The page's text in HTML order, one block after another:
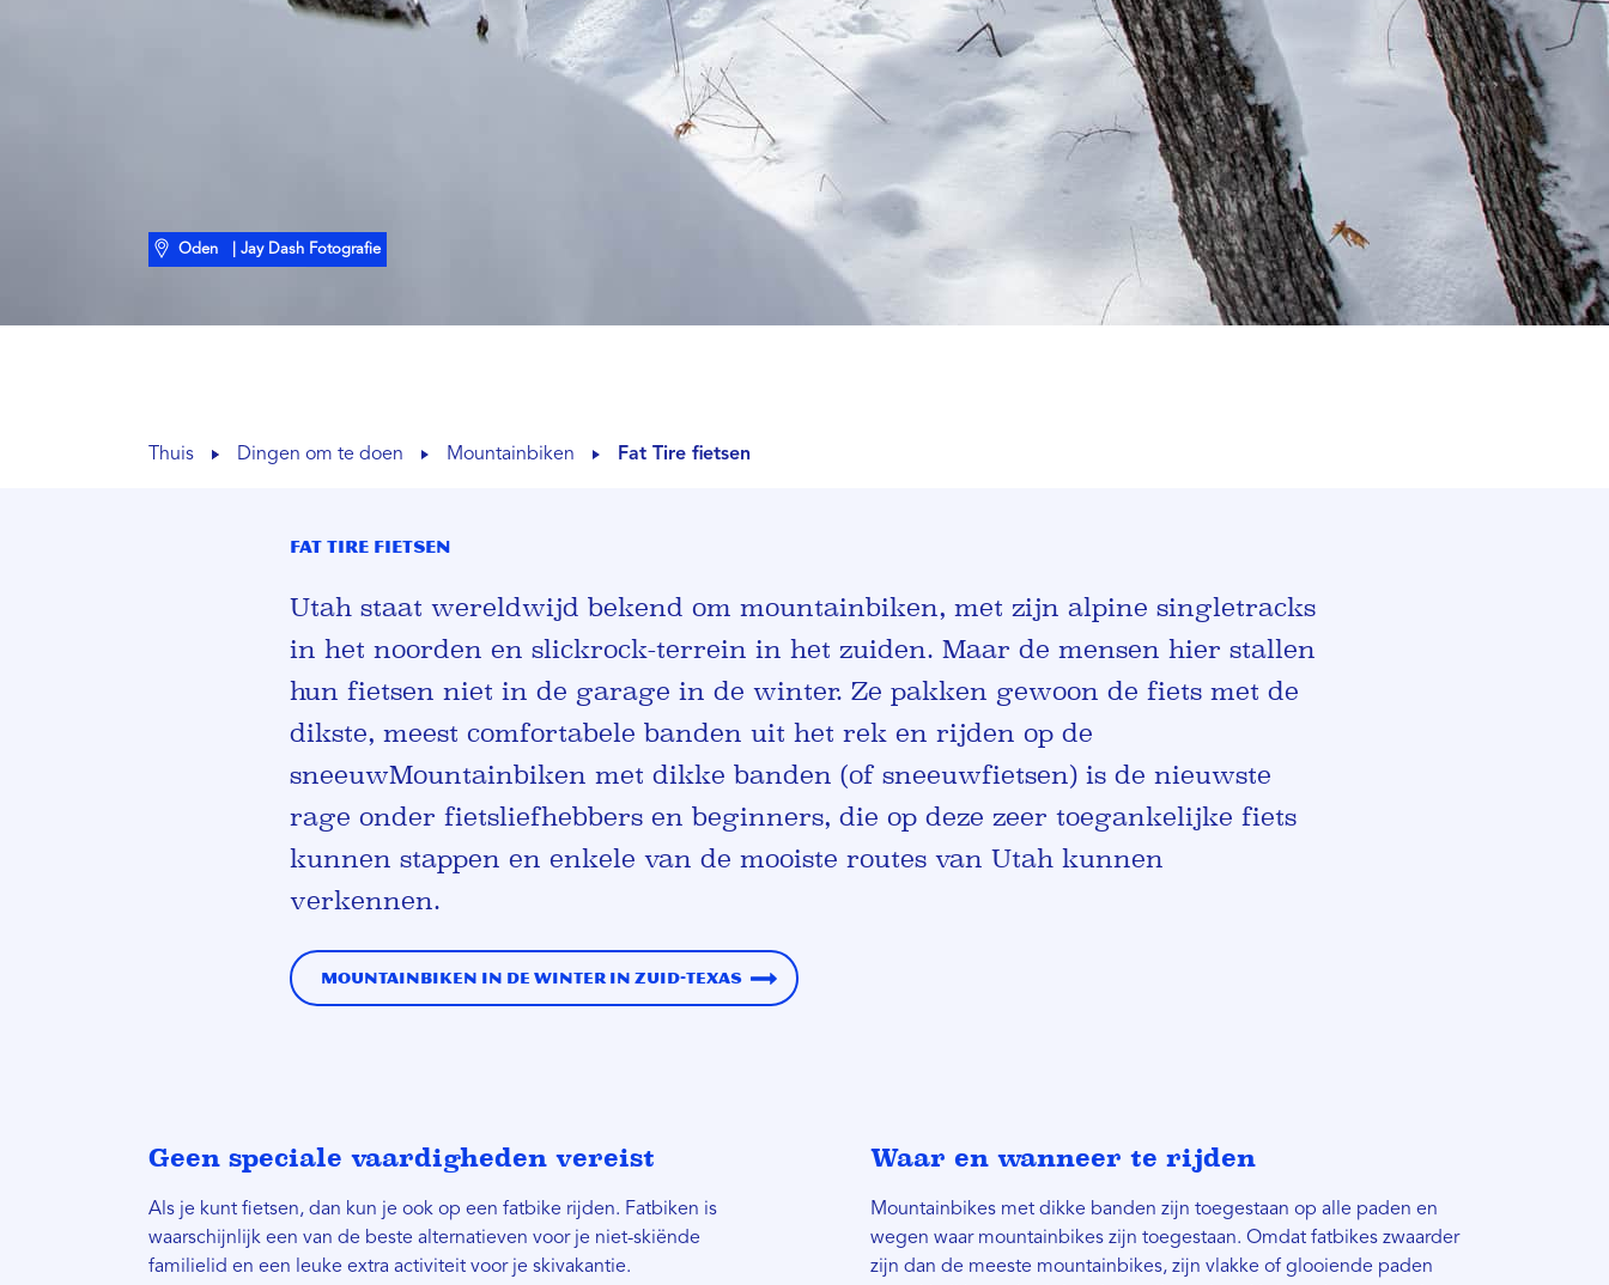
Oden | Jay Dash Fotografie
Thuis Dingen om te doen Mountainbiken Fat Tire fietsen
Fat Tire fietsen
Utah staat wereldwijd bekend om mountainbiken, met zijn alpine singletracks
in het noorden en slickrock-terrein in het zuiden. Maar de mensen hier stallen
hun fietsen niet in de garage in de winter. Ze pakken gewoon de fiets met de
dikste, meest comfortabele banden uit het rek en rijden op de
sneeuwMountainbiken met dikke banden (of sneeuwfietsen) is de nieuwste
rage onder fietsliefhebbers en beginners, die op deze zeer toegankelijke fiets
kunnen stappen en enkele van de mooiste routes van Utah kunnen
verkennen.
Mountainbiken in de winter in Zuid-Texas
Geen speciale vaardigheden vereist
Als je kunt fietsen, dan kun je ook op een fatbike rijden. Fatbiken is
waarschijnlijk een van de beste alternatieven voor je niet-skiënde
familielid en een leuke extra activiteit voor je skivakantie.
Waar en wanneer te rijden
Mountainbikes met dikke banden zijn toegestaan ​​op alle paden en
wegen waar mountainbikes zijn toegestaan. Omdat fatbikes zwaarder
zijn dan de meeste mountainbikes, zijn vlakke of glooiende paden